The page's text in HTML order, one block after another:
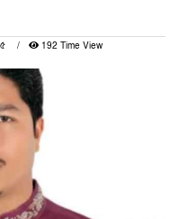
192 Time View